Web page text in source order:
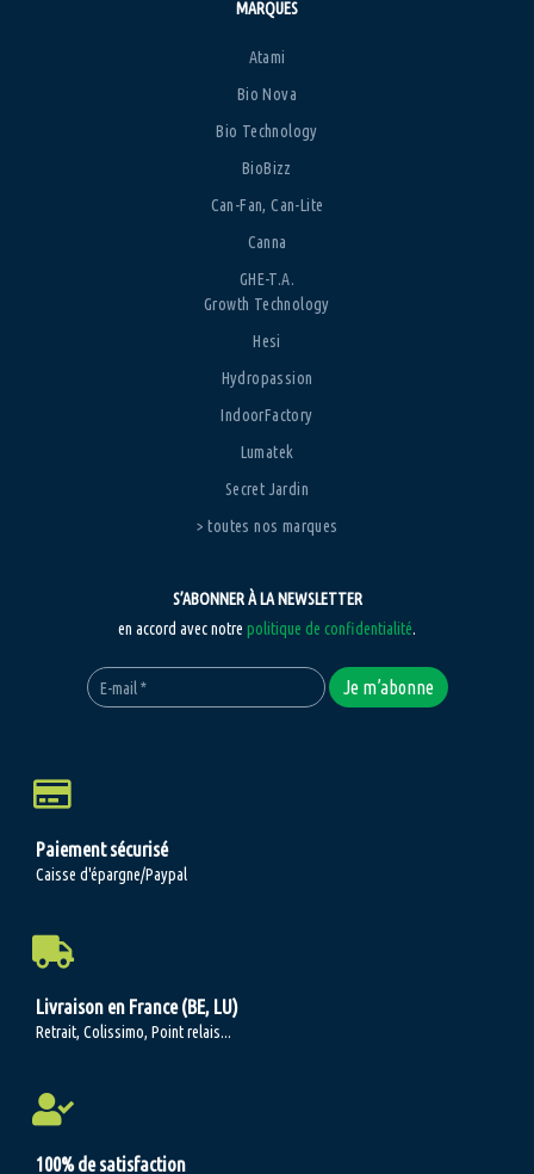
MARQUES
Atami
Bio Nova
Bio Technology
BioBizz
Can-Fan, Can-Lite
Canna
GHE-T.A.
Growth Technology
Hesi
Hydropassion
IndoorFactory
Lumatek
Secret Jardin
> toutes nos marques
S’ABONNER À LA NEWSLETTER
en accord avec notre politique de confidentialité.
Paiement sécurisé
Caisse d'épargne/Paypal
Livraison en France (BE, LU)
Retrait, Colissimo, Point relais...
100% de satisfaction